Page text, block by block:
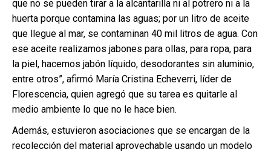
que no se pueden tirar a la alcantarilla ni al potrero ni a la
huerta porque contamina las aguas; por un litro de aceite
que llegue al mar, se contaminan 40 mil litros de agua. Con
ese aceite realizamos jabones para ollas, para ropa, para
la piel, hacemos jabón líquido, desodorantes sin aluminio,
entre otros”, afirmó María Cristina Echeverri, líder de
Florescencia, quien agregó que su tarea es quitarle al
medio ambiente lo que no le hace bien.
Además, estuvieron asociaciones que se encargan de la
recolección del material aprovechable usando un modelo